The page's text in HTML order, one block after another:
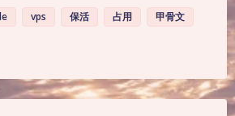
vps 保活 占用
甲骨文